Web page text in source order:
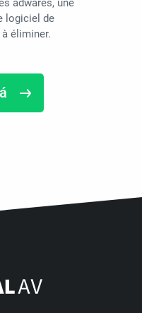
adwares, une
logiciel de
éliminer.